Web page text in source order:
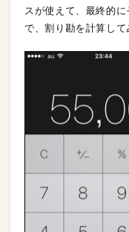
スが使えて、最終的
で、割り勘を計算して